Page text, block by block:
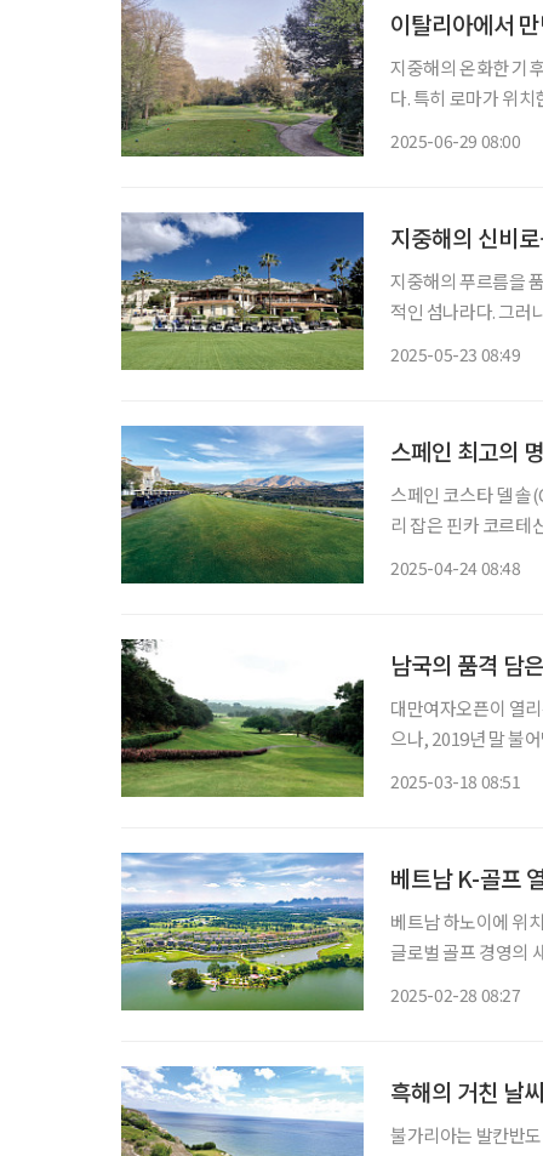
이탈리아에서
지중해의 온화한 기
다. 특히 로마가 위
2025-06-29 08:00
지중해의 신비
지중해의 푸르름을
적인 섬나라다. 그러나
2025-05-23 08:49
스페인 최고의
스페인 코스타 델 솔
리 잡은 핀카 코르테
2025-04-24 08:48
남국의 품격 담
대만여자오픈이 열
으나, 2019년 말 불
2025-03-18 08:51
베트남 K-골프
베트남 하노이에 위
글로벌 골프 경영의
2025-02-28 08:27
흑해의 거친 날
불가리아는 발칸반